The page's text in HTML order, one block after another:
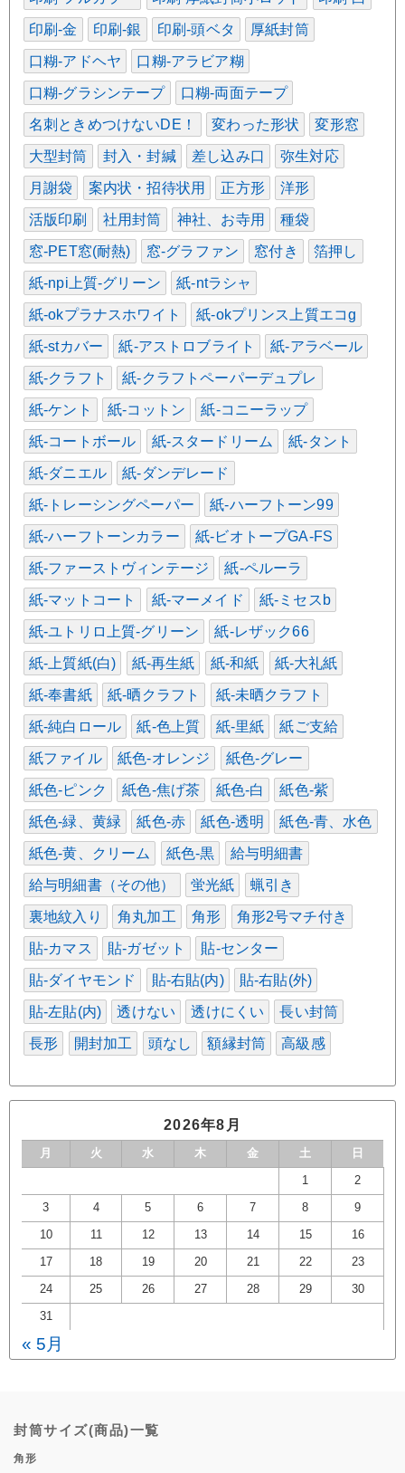
印刷-金 印刷-銀 印刷-頭ベタ 厚紙封筒
口糊-アドヘヤ 口糊-アラビア糊
口糊-グラシンテープ 口糊-両面テープ
名刺ときめつけないDE！ 変わった形状 変形窓
大型封筒 封入・封緘 差し込み口 弥生対応
月謝袋 案内状・招待状用 正方形 洋形
活版印刷 社用封筒 神社、お寺用 種袋
窓-PET窓(耐熱) 窓-グラファン 窓付き 箔押し
紙-npi上質-グリーン 紙-ntラシャ
紙-okプラナスホワイト 紙-okプリンス上質エコg
紙-stカバー 紙-アストロブライト 紙-アラベール
紙-クラフト 紙-クラフトペーパーデュプレ
紙-ケント 紙-コットン 紙-コニーラップ
紙-コートボール 紙-スタードリーム 紙-タント
紙-ダニエル 紙-ダンデレード
紙-トレーシングペーパー 紙-ハーフトーン99
紙-ハーフトーンカラー 紙-ビオトープGA-FS
紙-ファーストヴィンテージ 紙-ペルーラ
紙-マットコート 紙-マーメイド 紙-ミセスb
紙-ユトリロ上質-グリーン 紙-レザック66
紙-上質紙(白) 紙-再生紙 紙-和紙 紙-大礼紙
紙-奉書紙 紙-晒クラフト 紙-未晒クラフト
紙-純白ロール 紙-色上質 紙-里紙 紙ご支給
紙ファイル 紙色-オレンジ 紙色-グレー
紙色-ピンク 紙色-焦げ茶 紙色-白 紙色-紫
紙色-緑、黄緑 紙色-赤 紙色-透明 紙色-青、水色
紙色-黄、クリーム 紙色-黒 給与明細書
給与明細書（その他） 蛍光紙 蝋引き
裏地紋入り 角丸加工 角形 角形2号マチ付き
貼-カマス 貼-ガゼット 貼-センター
貼-ダイヤモンド 貼-右貼(内) 貼-右貼(外)
貼-左貼(内) 透けない 透けにくい 長い封筒
長形 開封加工 頭なし 額縁封筒 高級感
2026年8月
月 火 水 木 金 土 日
1 2
3 4 5 6 7 8 9
10 11 12 13 14 15 16
17 18 19 20 21 22 23
24 25 26 27 28 29 30
31
« 5月
封筒サイズ(商品)一覧
角形